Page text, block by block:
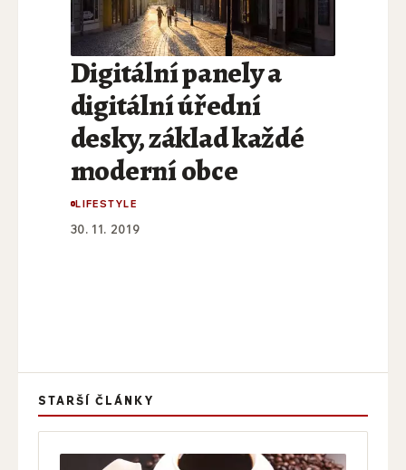
Digitální panely a
digitální úřední
desky, základ každé
moderní obce
LIFESTYLE
30. 11. 2019
STARŠÍ ČLÁNKY